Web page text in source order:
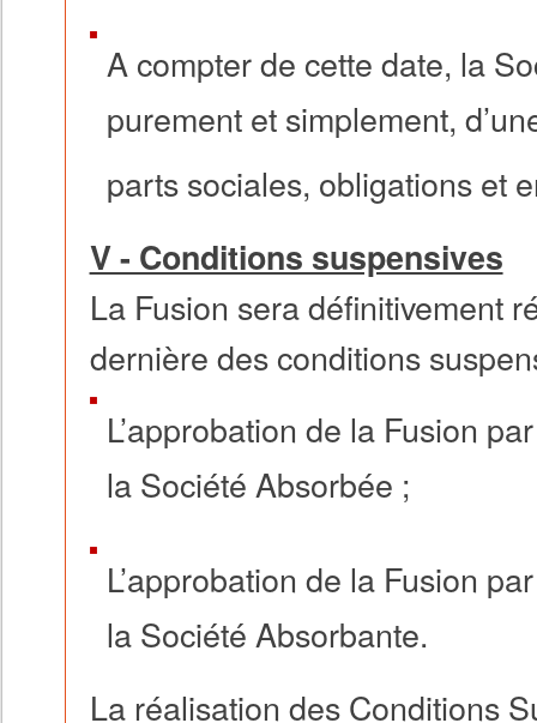
A compter de cette date, la
purement et simplement,
parts sociales, obligations et
V - Conditions suspensives
La Fusion sera définitivement
dernière des conditions
L’approbation de la Fusion
la Société Absorbée ;
L’approbation de la Fusion
la Société Absorbante.
La réalisation des Conditions